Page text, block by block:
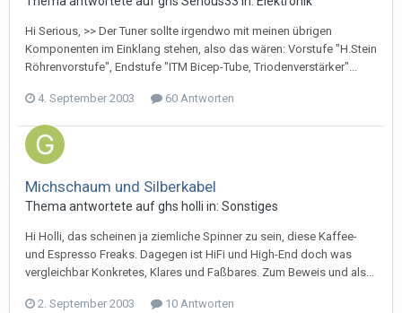
Hi Serious, >> Der Tuner sollte irgendwo mit meinen übrigen
Komponenten im Einklang stehen, also das wären: Vorstufe "H.Stein
Röhrenvorstufe", Endstufe "ITM Bicep-Tube, Triodenverstärker"...
4. September 2003 60 Antworten
Michschaum und Silberkabel
Thema antwortete aufghs holli in: Sonstiges
Hi Holli, das scheinen ja ziemliche Spinner zu sein, diese Kaffee-
und Espresso Freaks. Dagegen ist HiFi und High-End doch was
vergleichbar Konkretes, Klares und Faßbares. Zum Beweis und als...
2. September 2003 10 Antworten